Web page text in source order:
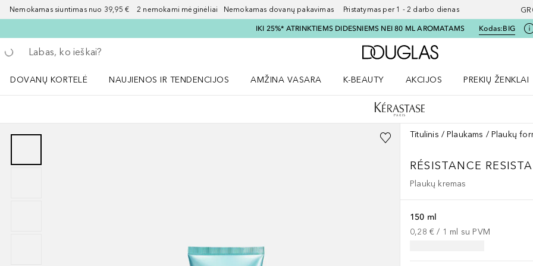
Nemokamas siuntimas nuo 39,95 € 2 nemokami mėginėliai Nemokamas dovanų pakavimas Pristatymas per 1 - 2 darbo dienas
IKI 25%* ATRINKTIEMS DIDESNIEMS NEI 80 ML AROMATAMS Kodas:BIG
Grįžk atgal
Vykdykite paiešką
Į Douglas pagrindinį
DOVANŲ KORTELĖ
NAUJIENOS IR TENDENCIJOS
AMŽINA VASARA
K-BEAUTY
AKCIJOS
PREKIŲ ŽENKLAI
Titulinis Plaukams Plaukų
RÉSISTANCE
Plaukų kremas
150 ml
0,28 € / 1 ml su PVM